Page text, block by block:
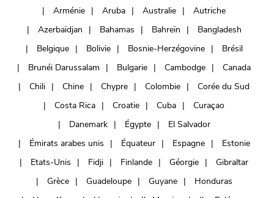
Arménie
Aruba Australie
Autriche
Azerbaïdjan
Bahamas Bahreïn
Bangladesh
Belgique
Bolivie Bosnie-Herzégovine
Brésil
Brunéi Darussalam
Bulgarie Cambodge
Canada
Chili
Chine Chypre Colombie
Corée du Sud
Costa Rica
Croatie Cuba
Curaçao
Danemark
Égypte
El Salvador
Émirats arabes unis
Équateur Espagne
Estonie
Etats-Unis
Fidji Finlande Géorgie
Gibraltar
Grèce
Guadeloupe Guyane
Honduras